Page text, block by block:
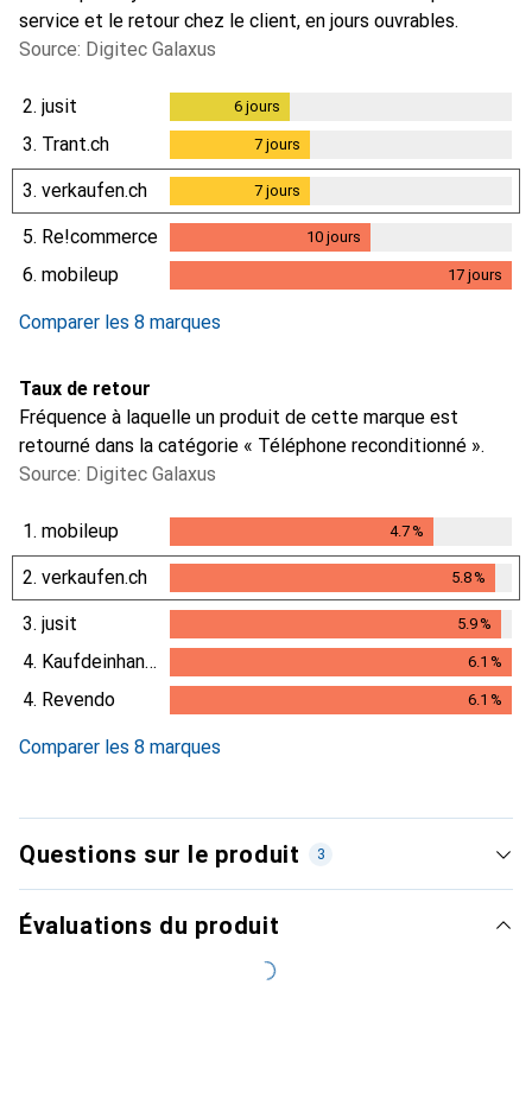
service et le retour chez le client, en jours ouvrables.
Source: Digitec Galaxus
2. jusit 6 jours
3. Trant.ch 7 jours
3. verkaufen.ch 7 jours
5. Re!commerce 10 jours
6. mobileup 17 jours
Comparer les 8 marques
Taux de retour
Fréquence à laquelle un produit de cette marque est
retourné dans la catégorie « Téléphone reconditionné ».
Source: Digitec Galaxus
1. mobileup 4.7%
2. verkaufen.ch 5.8%
5.8%
3. jusit 5.9%
5.9%
4. Kaufdeinhandy.ch 6.1 %
6.1%
4. Revendo 6.1 %
Comparer les 8 marques
Questions sur le produit 3
Évaluations du produit